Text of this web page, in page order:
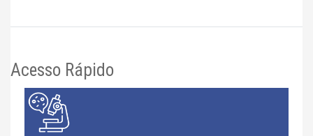
Acesso Rápido